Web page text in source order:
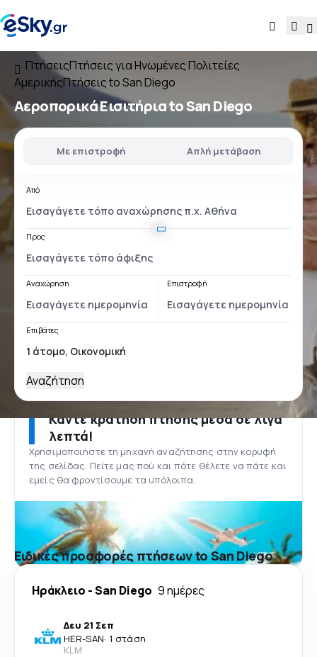
ΠτήσειςΠτήσεις για Ηνωμένες Πολιτείες
ΑμερικήςΠτήσεις to San Diego
Αεροπορικά Εισιτήρια to San Diego
Με επιστροφή Απλή μετάβαση
Από
Προς
Αναχώρηση Επιστροφή
Επιβάτες
Αναζήτηση
Κάντε κράτηση πτήσης μέσα σε λίγα
λεπτά!
Χρησιμοποιήστε τη μηχανή αναζήτησης στην κορυφή
της σελίδας. Πείτε μας πού και πότε θέλετε να πάτε και
εμείς θα φροντίσουμε τα υπόλοιπα.
Ειδικές προσφορές πτήσεων to San Diego
Ηράκλειο -San Diego 9 ημέρες
Δευ 21 Σεπ
HER-SAN· 1 στάση
KLM